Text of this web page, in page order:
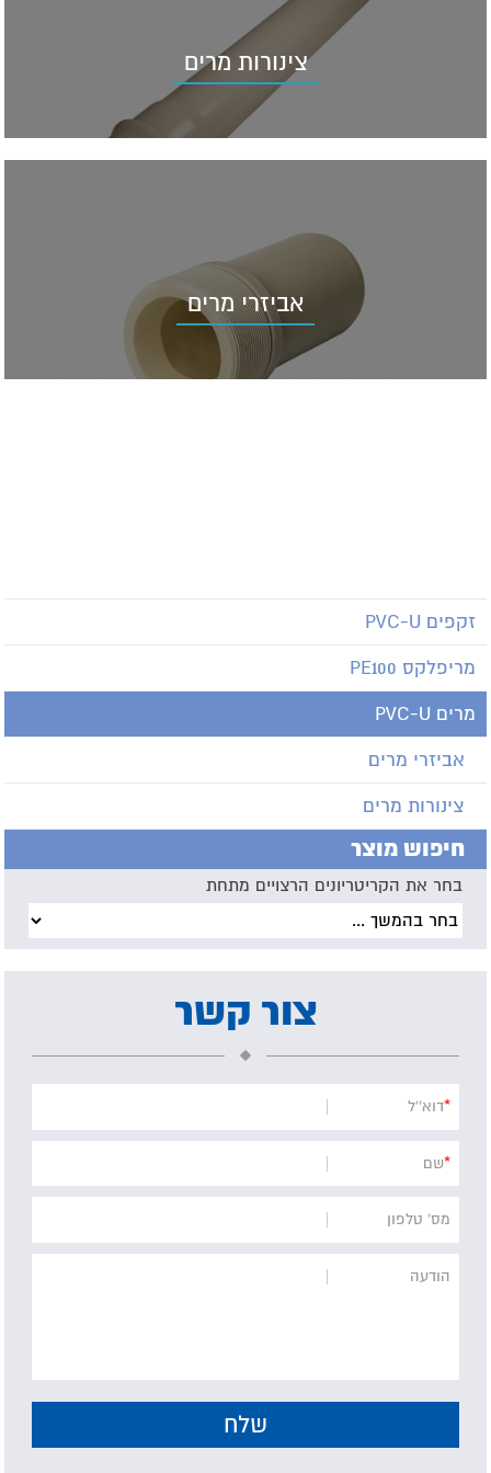
צינורות מרים
אביזרי מרים
זקפים PVC-U
מריפלקס PE100
מרים PVC-U
אביזרי מרים
צינורות מרים
חיפוש מוצר
בחר את הקריטריונים הרצויים מתחת
צור קשר
*דוא''ל
*שם
מס' טלפון
הודעה